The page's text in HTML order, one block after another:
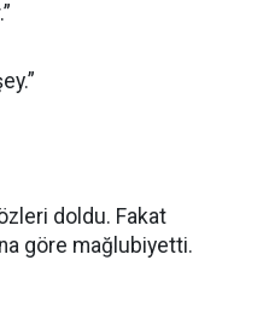
doldu. Fakat
göre mağlubiyetti.